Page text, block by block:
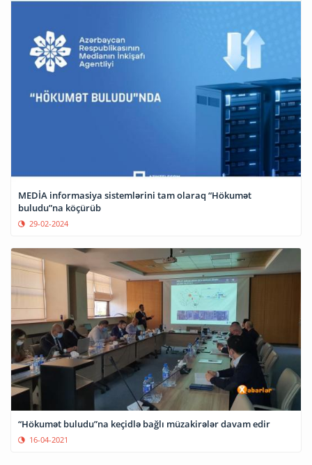
MEDİA informasiya sistemlərini tam olaraq “Hökumət
buludu”na köçürüb
29-02-2024
“Hökumət buludu”na keçidlə bağlı müzakirələr davam edir
16-04-2021